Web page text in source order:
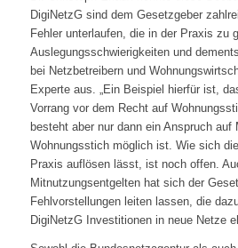
DigiNetzG sind dem Gesetzgeber
Fehler unterlaufen, die in der Praxis zu
Auslegungsschwierigkeiten und
bei Netzbetreibern und
Experte aus. „Ein Beispiel hierfür ist,
Vorrang vor dem Recht auf
besteht aber nur dann ein Anspruch auf
Wohnungsstich möglich ist. Wie sich
Praxis auflösen lässt, ist noch offen.
Mitnutzungsentgelten hat sich der
Fehlvorstellungen leiten lassen, die
DigiNetzG Investitionen in neue Netze